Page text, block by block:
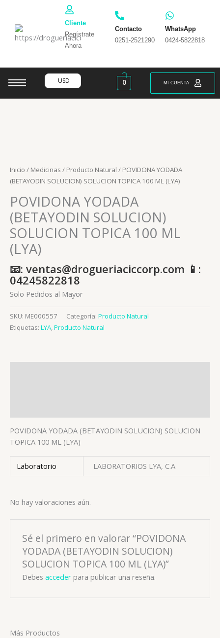
contenido
Cliente
Regístrate
Ahora
Contacto
0251-2521290
WhatsApp
0424-5822818
USD 0 MI CUENTA
Inicio / Medicinas / Producto Natural / POVIDONA YODADA
(BETAYODIN SOLUCION) SOLUCION TOPICA 100 ML (LYA)
POVIDONA YODADA
(BETAYODIN SOLUCION)
SOLUCION TOPICA 100 ML
(LYA)
📧: ventas@drogueriaciccorp.com 📱:
04245822818
Solo Pedidos al Mayor
SKU: ME000557 Categoría: Producto Natural
Etiquetas: LYA,Producto Natural
POVIDONA YODADA (BETAYODIN SOLUCION) SOLUCION
TOPICA 100 ML (LYA)
Laboratorio LABORATORIOS LYA, C.A
No hay valoraciones aún.
Sé el primero en valorar “POVIDONA
YODADA (BETAYODIN SOLUCION)
SOLUCION TOPICA 100 ML (LYA)”
Debesacceder para publicar una reseña.
Más Productos